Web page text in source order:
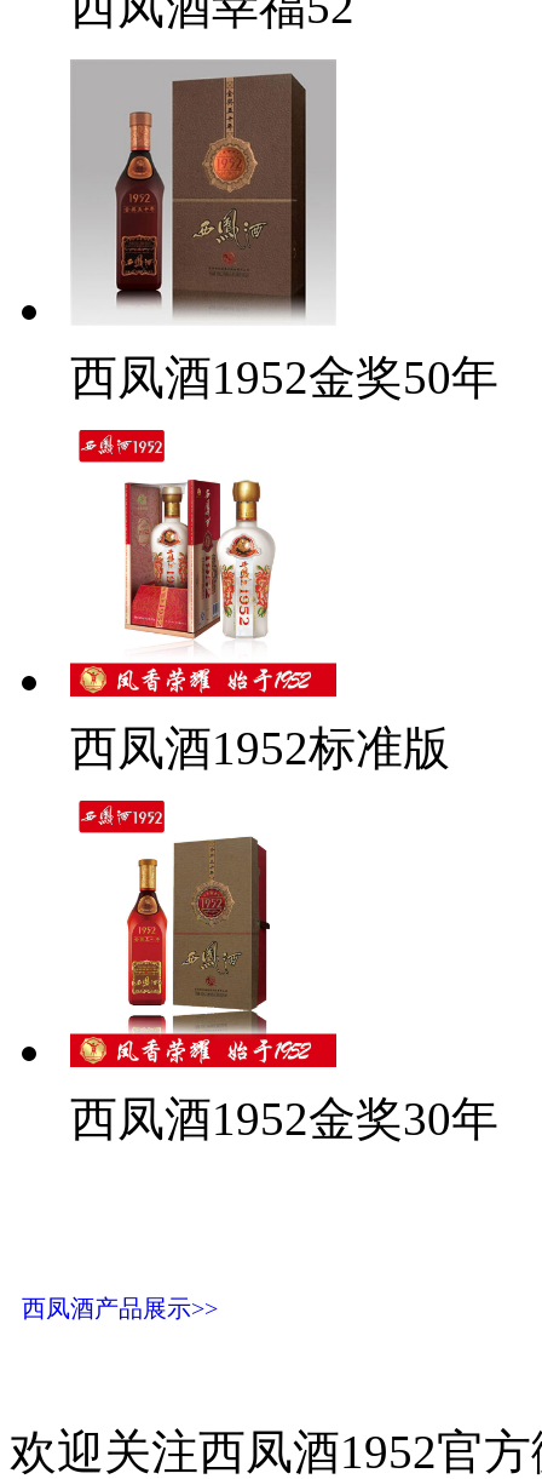
西凤酒1952金奖50年
西凤酒1952标准版
西凤酒1952金奖30年
西凤酒产品展示>>
欢迎关注西凤酒1952官